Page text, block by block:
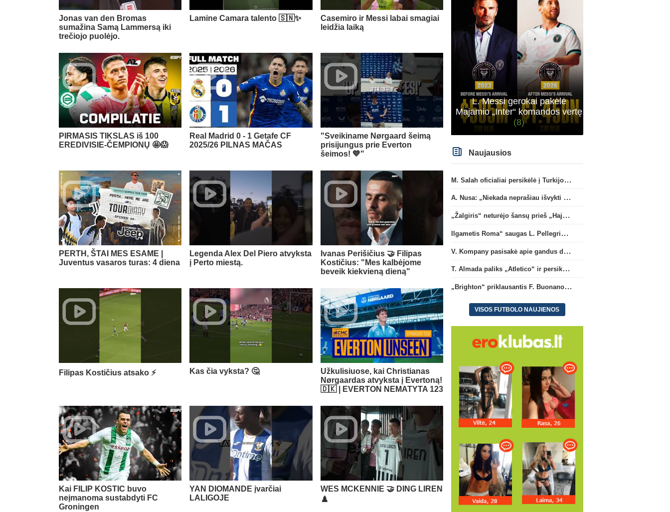
Jonas van den Bromas
sumažina Samą Lammersą iki
trečiojo puolėjo.
Lamine Camara talento 🇸🇳✨
Casemiro ir Messi labai smagiai
leidžia laiką
PIRMASIS TIKSLAS iš 100
EREDIVISIE-ČEMPIONŲ 🤩😱
Real Madrid 0 - 1 Getafe CF
2025/26 PILNAS MAČAS
"Sveikiname Nørgaard šeimą
prisijungus prie Everton
šeimos! 💙"
PERTH, ŠTAI MES ESAME |
Juventus vasaros turas: 4 diena
Legenda Alex Del Piero atvyksta
į Perto miestą.
Ivanas Perišičius 🤝 Filipas
Kostičius: "Mes kalbėjome
beveik kiekvieną dieną"
Filipas Kostičius atsako ⚡ Kas čia vyksta? 🤔
Užkulisiuose, kai Christianas
Nørgaardas atvyksta į Evertoną!
🇩🇰 | EVERTON NEMATYTA 123
Kai FILIP KOSTIC buvo
neįmanoma sustabdyti FC
Groningen
YAN DIOMANDE įvarčiai
LALIGOJE
WES MCKENNIE 🤝 DING LIREN
♟️
L. Messi gerokai pakėlė
Majamio „Inter“ komandos vertę
(8)
Naujausios
M. Salah oficialiai persikėlė į Turkijos ekipą „Trabzonspor“
A. Nusa: „Niekada neprašiau išvykti iš „RB Leipzig“ klubo“
„Žalgiris“ neturėjo šansų prieš „Hajduk“
Ilgametis Roma“ saugas L. Pellegrini dar metams liks šiame klube
V. Kompany pasisakė apie gandus dėl M. Olise ateities „Bayern“ gretose
T. Almada paliks „Atletico“ ir persikels į legendinę Argentinos ekipą
„Brighton“ priklausantis F. Buonanotte karjerą pratęs Ispanijoje
VISOS FUTBOLO NAUJIENOS